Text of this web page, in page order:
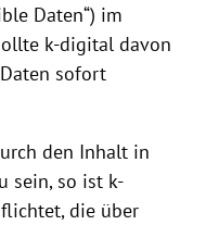
Daten“) im
k-digital davon
sofort
den Inhalt in
sein, so ist k-
die über